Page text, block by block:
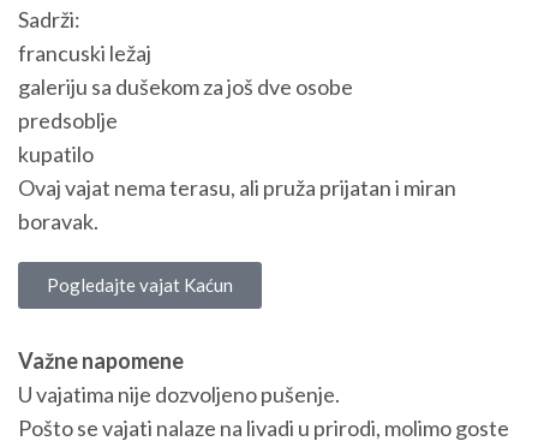
Sadrži:
francuski ležaj
galeriju sa dušekom za još dve osobe
predsoblje
kupatilo
Ovaj vajat nema terasu, ali pruža prijatan i miran
boravak.
Pogledajte vajat Kaćun
Važne napomene
U vajatima nije dozvoljeno pušenje.
Pošto se vajati nalaze na livadi u prirodi, molimo goste